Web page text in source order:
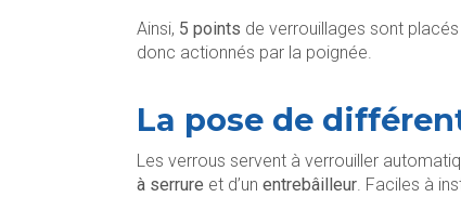
Ainsi, 5 points de verrouillages sont
donc actionnés par la poignée.
La pose de
Les verrous servent à verrouiller
à serrure et d’un entrebâilleur. Faciles à